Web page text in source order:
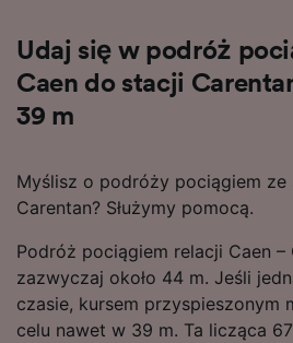
Udaj się w podróż
Caen do stacji
39 m
Myślisz o podróży pociągiem ze
Carentan? Służymy pomocą.
Podróż pociągiem relacji Caen –
zazwyczaj około 44 m. Jeśli
czasie, kursem przyspieszonym
celu nawet w 39 m. Ta licząca